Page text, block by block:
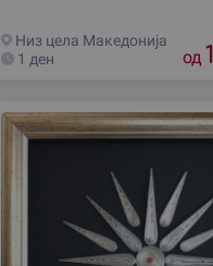
Низ цела Македониjа
1 ден
од